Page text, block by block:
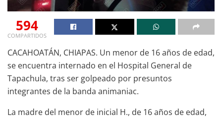
594
COMPARTIDOS
CACAHOATÁN, CHIAPAS. Un menor de 16 años de edad,
se encuentra internado en el Hospital General de
Tapachula, tras ser golpeado por presuntos
integrantes de la banda animaniac.
La madre del menor de inicial H., de 16 años de edad,